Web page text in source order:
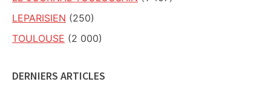
LEPARISIEN (250)
TOULOUSE (2 000)
DERNIERS ARTICLES